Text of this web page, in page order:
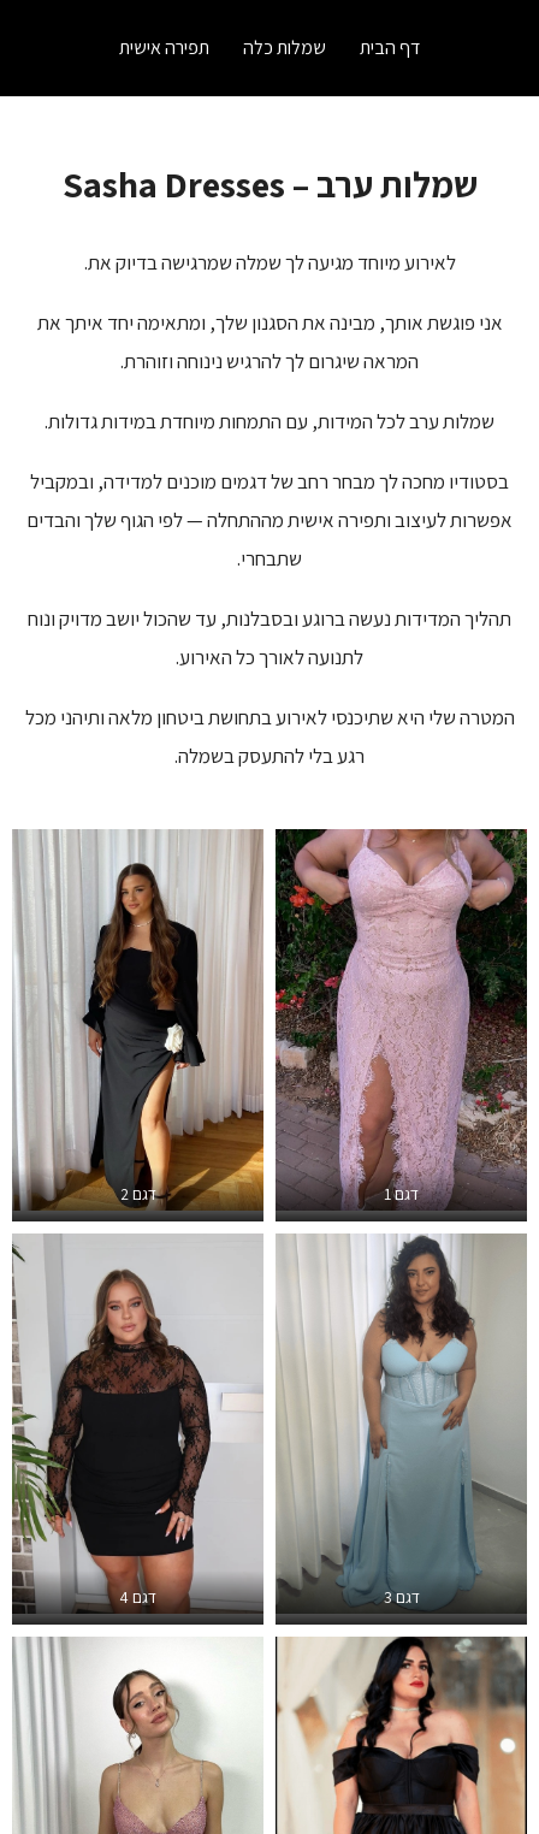
דף הבית שמלות כלה תפירה אישית
שמלות ערב – Sasha Dresses
לאירוע מיוחד מגיעה לך שמלה שמרגישה בדיוק את.
אני פוגשת אותך, מבינה את הסגנון שלך, ומתאימה יחד איתך את
המראה שיגרום לך להרגיש נינוחה וזוהרת.
שמלות ערב לכל המידות, עם התמחות מיוחדת במידות גדולות.
בסטודיו מחכה לך מבחר רחב של דגמים מוכנים למדידה, ובמקביל
אפשרות לעיצוב ותפירה אישית מההתחלה — לפי הגוף שלך והבדים
שתבחרי.
תהליך המדידות נעשה ברוגע ובסבלנות, עד שהכול יושב מדויק ונוח
לתנועה לאורך כל האירוע.
המטרה שלי היא שתיכנסי לאירוע בתחושת ביטחון מלאה ותיהני מכל
רגע בלי להתעסק בשמלה.
דגם 1 דגם 2
דגם 3 דגם 4